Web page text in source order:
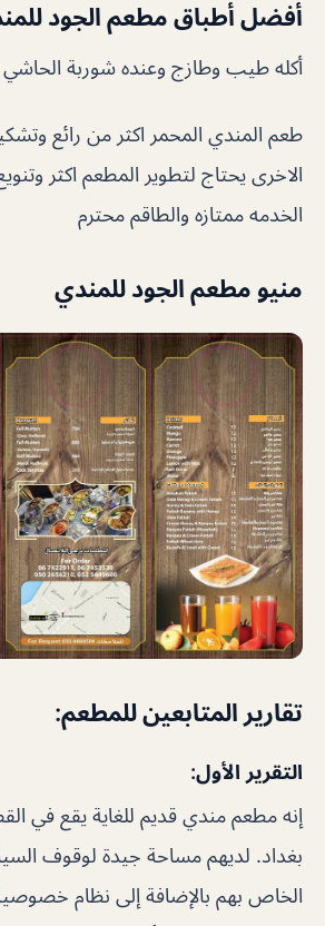
أفضل أطباق مطعم الجود
أكله طيب وطازج وعنده شوربة الحاشي
طعم المندي المحمر اكثر من رائع
الاخرى يحتاج لتطوير المطعم اكثر
الخدمه ممتازه والطاقم محترم
منيو مطعم الجود للمندي
تقارير المتابعين للمطعم:
التقرير الأول:
إنه مطعم مندي قديم للغاية يقع في
بغداد. لديهم مساحة جيدة لوقوف
الخاص بهم بالإضافة إلى نظام